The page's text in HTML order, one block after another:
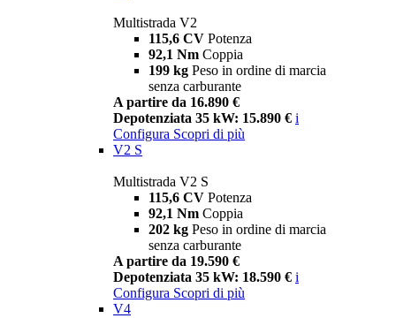
Multistrada V2
115,6 CV Potenza
92,1 Nm Coppia
199 kg Peso in ordine di marcia
senza carburante
A partire da 16.890 €
Depotenziata 35 kW: 15.890 € i
Configura Scopri di più
V2 S
Multistrada V2 S
115,6 CV Potenza
92,1 Nm Coppia
202 kg Peso in ordine di marcia
senza carburante
A partire da 19.590 €
Depotenziata 35 kW: 18.590 € i
Configura Scopri di più
V4